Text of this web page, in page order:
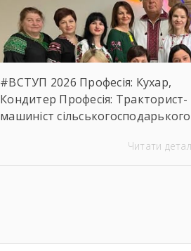
предмета закупівлі.
https://drive.google.com/file/d/
usp=sharing
#ВСТУП 2026 Професія: Кухар,
Кондитер Професія: Тракторист-
машиніст сільськогосподарького
Сільськогосподарських машин
Читати